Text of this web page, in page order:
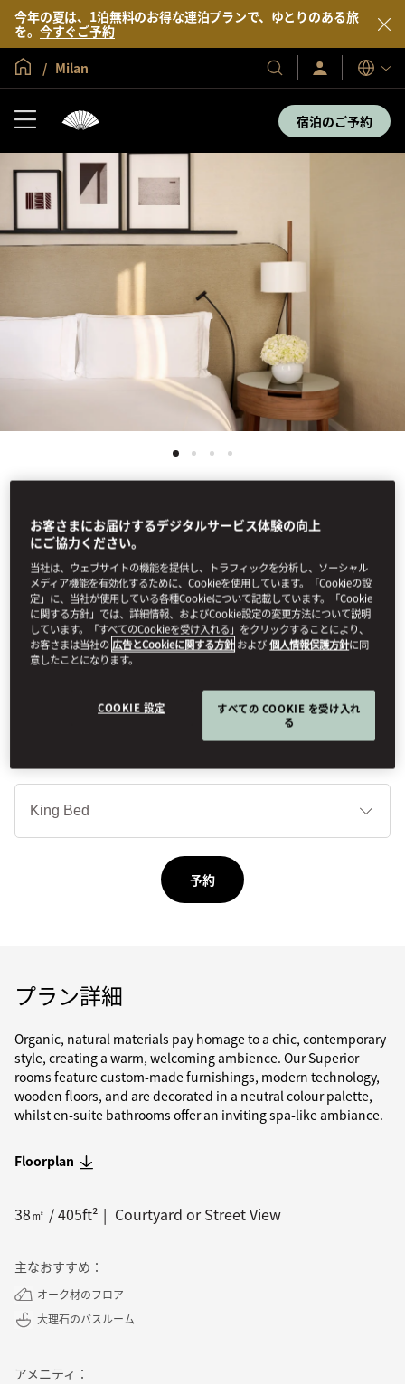
今年の夏は、1泊無料のお得な連泊プランで、ゆとりのある旅
を。 今すぐご予約
グローバル ホーム
Milan
当
社
ー
サ
イ
ン
／
表
示
言
語
宿泊のご予約
See All Rooms
SUPERIOR ROOM
Enhanced by feng shui and boasting a contemporary Italian
design, these rooms own a sophisticated ambiance with a
subtle touch of Oriental influence and include Italian marble
bathrooms, moveable desk/dining table & large windows.
ベ
タ
予約
プラン詳細
Organic, natural materials pay homage to a chic, contemporary
style, creating a warm, welcoming ambience. Our Superior
rooms feature custom-made furnishings, modern technology,
wooden floors, and are decorated in a neutral colour palette,
whilst en-suite bathrooms offer an inviting spa-like ambiance.
Floorplan
38㎡ /405ft² Courtyard or Street View
主なおすすめ：
オーク材のフロア
大理石のバスルーム
アメニティ：
お客さまにお届けするデジタルサービス体験の向上
にご協力ください。
当社は、ウェブサイトの機能を提供し、トラフィックを分析し、ソーシャル
メディア機能を有効化するために、Cookieを使用しています。「Cookieの設
定」に、当社が使用している各種Cookieについて記載しています。「Cookie
に関する方針」では、詳細情報、およびCookie設定の変更方法について説明
しています。「すべてのCookieを受け入れる」をクリックすることにより、
お客さまは当社の 広告とCookieに関する方針 および個人情報保護方針に同
意したことになります。
COOKIE 設定
すべての COOKIE を受け入れ
る